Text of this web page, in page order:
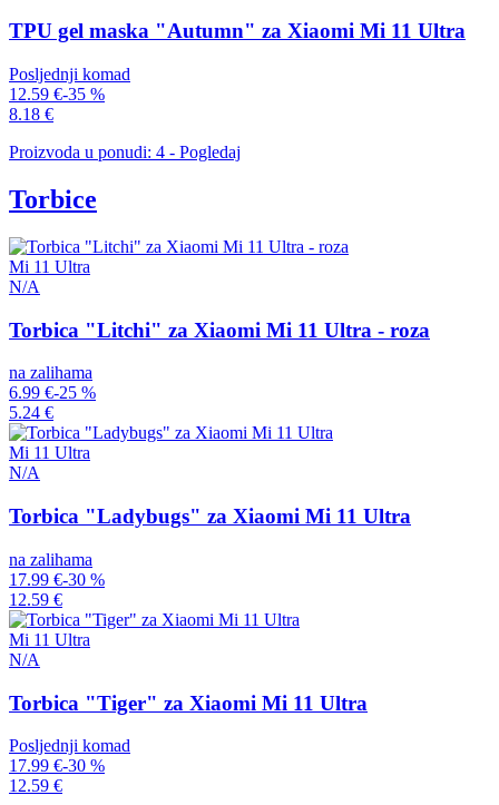
TPU gel maska "Autumn" za Xiaomi Mi 11 Ultra
Posljednji komad
12.59 €-35 %
8.18 €
Proizvoda u ponudi: 4 - Pogledaj
Torbice
Mi 11 Ultra
N/A
Torbica "Litchi" za Xiaomi Mi 11 Ultra - roza
na zalihama
6.99 €-25 %
5.24 €
Mi 11 Ultra
N/A
Torbica "Ladybugs" za Xiaomi Mi 11 Ultra
na zalihama
17.99 €-30 %
12.59 €
Mi 11 Ultra
N/A
Torbica "Tiger" za Xiaomi Mi 11 Ultra
Posljednji komad
17.99 €-30 %
12.59 €